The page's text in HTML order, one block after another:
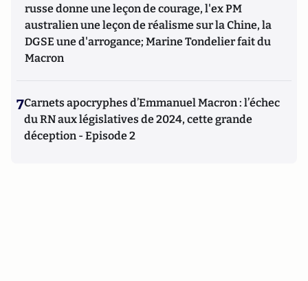
russe donne une leçon de courage, l'ex PM
australien une leçon de réalisme sur la Chine, la
DGSE une d'arrogance; Marine Tondelier fait du
Macron
7Carnets apocryphes d’Emmanuel Macron : l’échec
du RN aux législatives de 2024, cette grande
déception - Episode 2